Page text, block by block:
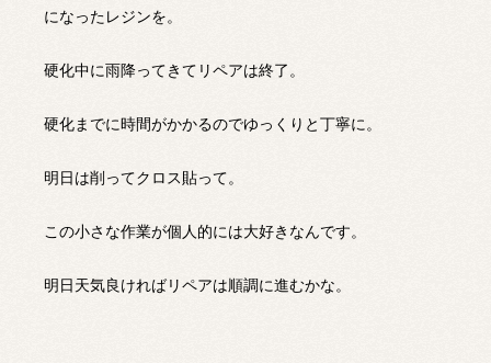
になったレジンを。
硬化中に雨降ってきてリペアは終了。
硬化までに時間がかかるのでゆっくりと丁寧に。
明日は削ってクロス貼って。
この小さな作業が個人的には大好きなんです。
明日天気良ければリペアは順調に進むかな。